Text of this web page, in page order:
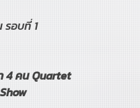
รอบที่ 1
4 คน Quartet